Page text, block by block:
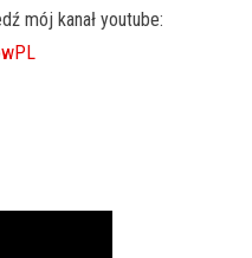
mój kanał youtube: